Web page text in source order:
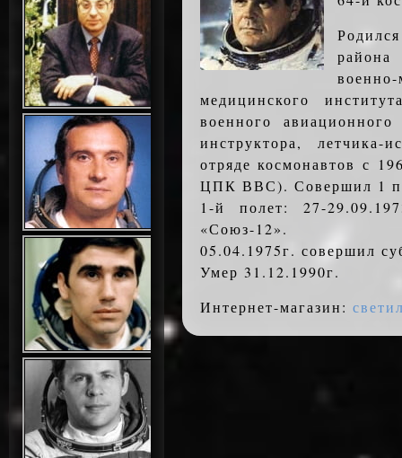
медицинского
военного
инструктора, летчика-
отряде космонавтов с
ЦПК ВВС). Совершил 1
1-й полет: 27-
«Союз-12».
05.04.1975г. совершил
Умер 31.12.1990г.
Интернет-магазин: